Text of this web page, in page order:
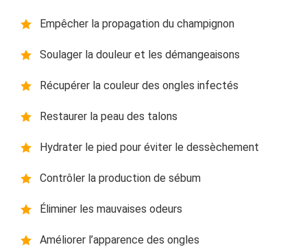
Empêcher la propagation du champignon
Soulager la douleur et les démangeaisons
Récupérer la couleur des ongles infectés
Restaurer la peau des talons
Hydrater le pied pour éviter le dessèchement
Contrôler la production de sébum
Éliminer les mauvaises odeurs
Améliorer l’apparence des ongles